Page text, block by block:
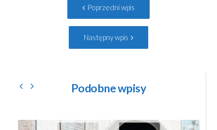
Poprzedni wpis
wpis:
Następny wpis
wpis:
Podobne wpisy